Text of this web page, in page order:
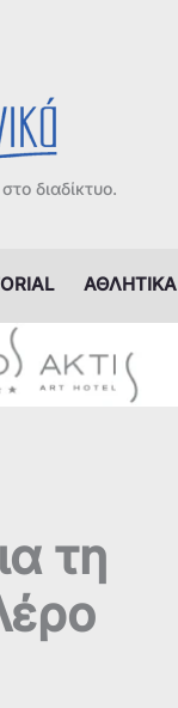
διαδίκτυο.
ΑΘΛΗΤΙΚΑ
τη